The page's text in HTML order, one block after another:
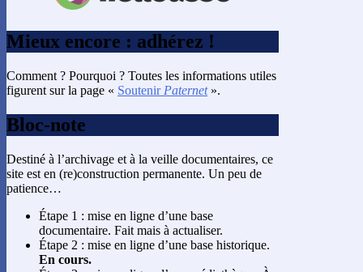
Mieux encore : adhérez !
Comment ? Pourquoi ? Toutes les informations utiles
figurent sur la page « Soutenir Paternet».
Bloc-note
Destiné à l’archivage et à la veille documentaires, ce
site est en (re)construction permanente. Un peu de
patience…
Étape 1 : mise en ligne d’une base
documentaire. Fait mais à actualiser.
Étape 2 : mise en ligne d’une base historique.
En cours.